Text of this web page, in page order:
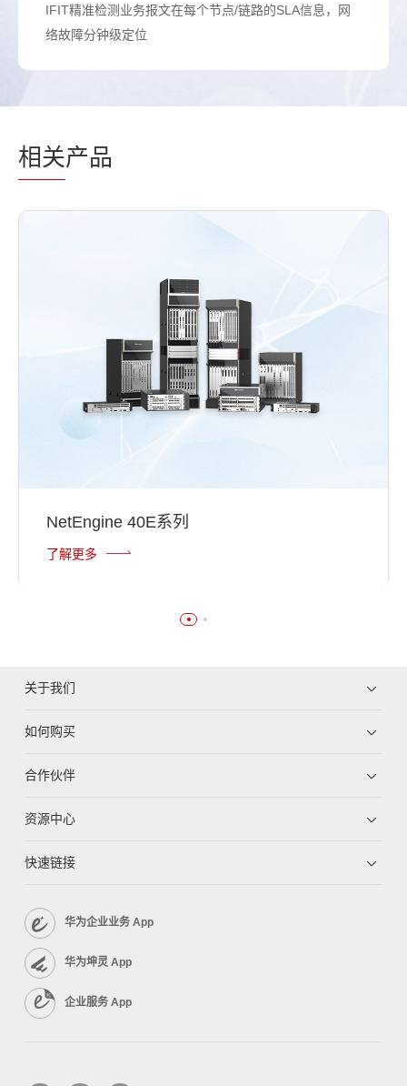
IFIT精准检测业务报文在每个节点/链路的SLA信息，网
络故障分钟级定位
相关产品
NetEngine 40E系列
了解更多
关于我们
如何购买
合作伙伴
资源中心
快速链接
华为企业业务 App
华为坤灵 App
企业服务 App